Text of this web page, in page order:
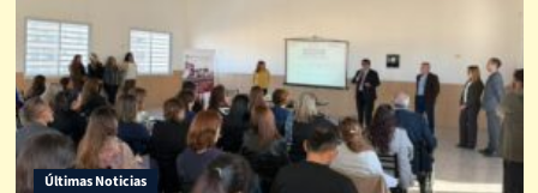
Últimas Noticias